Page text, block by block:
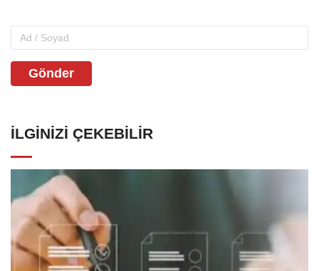
Gönder
İLGINIZI ÇEKEBILIR